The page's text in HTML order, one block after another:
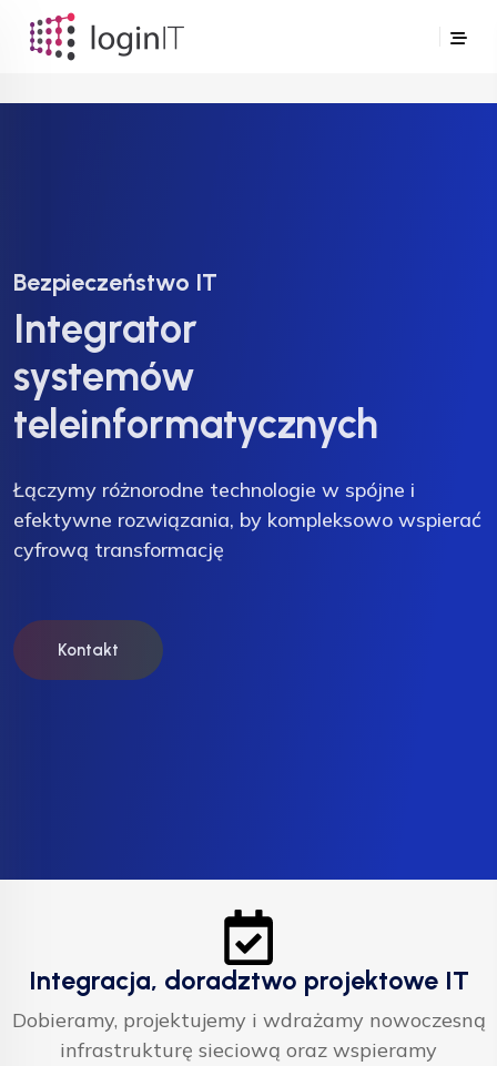
Bezpieczeństwo IT
Integrator
systemów
teleinformatycznych
Łączymy różnorodne technologie w spójne i
efektywne rozwiązania, by kompleksowo wspierać
cyfrową transformację
Kontakt
Bezpieczeństwo IT
Integrator
systemów
teleinformatycznych
Łączymy różnorodne technologie w spójne i
efektywne rozwiązania, by kompleksowo wspierać
cyfrową transformację
Kontakt
Bezpieczeństwo IT
Integracja, doradztwo projektowe IT
Dobieramy, projektujemy i wdrażamy nowoczesną
infrastrukturę sieciową oraz wspieramy